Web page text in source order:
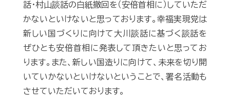
話・村山談話の白紙撤回を（安倍首相に）していただ
かないといけないと思っております。幸福実現党は
新しい国づくりに向けて大川談話に基づく談話を
ぜひとも安倍首相に発表して頂きたいと思ってお
ります。また、新しい国造りに向けて、未来を切り開
いていかないといけないということで、署名活動も
させていただいております。